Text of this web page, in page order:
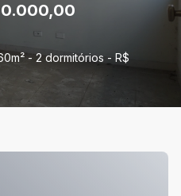
- 2 dormitórios - R$